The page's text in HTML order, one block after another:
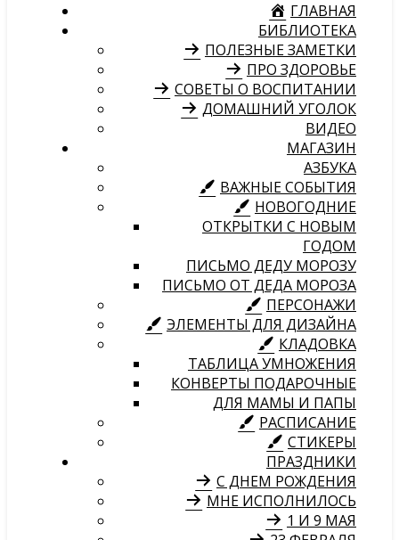
ГЛАВНАЯ
БИБЛИОТЕКА
ПОЛЕЗНЫЕ ЗАМЕТКИ
ПРО ЗДОРОВЬЕ
СОВЕТЫ О ВОСПИТАНИИ
ДОМАШНИЙ УГОЛОК
ВИДЕО
МАГАЗИН
АЗБУКА
ВАЖНЫЕ СОБЫТИЯ
НОВОГОДНИЕ
ОТКРЫТКИ С НОВЫМ
ГОДОМ
ПИСЬМО ДЕДУ МОРОЗУ
ПИСЬМО ОТ ДЕДА МОРОЗА
ПЕРСОНАЖИ
ЭЛЕМЕНТЫ ДЛЯ ДИЗАЙНА
КЛАДОВКА
ТАБЛИЦА УМНОЖЕНИЯ
КОНВЕРТЫ ПОДАРОЧНЫЕ
ДЛЯ МАМЫ И ПАПЫ
РАСПИСАНИЕ
СТИКЕРЫ
ПРАЗДНИКИ
С ДНЕМ РОЖДЕНИЯ
МНЕ ИСПОЛНИЛОСЬ
1 И 9 МАЯ